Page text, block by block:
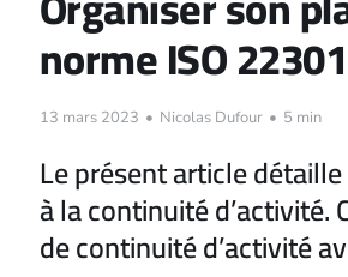
norme ISO 22301
13 mars 2023 • Nicolas Dufour • 5 min
Le présent article
à la continuité d’activité.
de continuité d’activité